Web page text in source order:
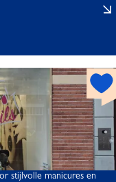
S
h
o
t
s
p
o
t
stijlvolle manicures en